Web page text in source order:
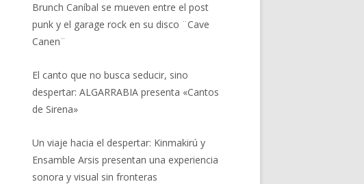
Brunch Caníbal se mueven entre el post
punk y el garage rock en su disco ¨Cave
Canen¨
El canto que no busca seducir, sino
despertar: ALGARRABIA presenta «Cantos
de Sirena»
Un viaje hacia el despertar: Kinmakirú y
Ensamble Arsis presentan una experiencia
sonora y visual sin fronteras